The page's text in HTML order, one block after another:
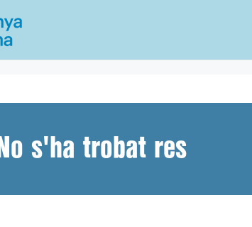
No s'ha trobat res